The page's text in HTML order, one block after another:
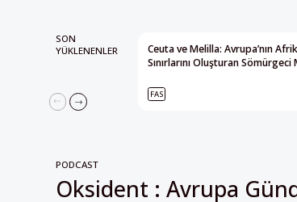
PODCAST
Alternatif Bakış